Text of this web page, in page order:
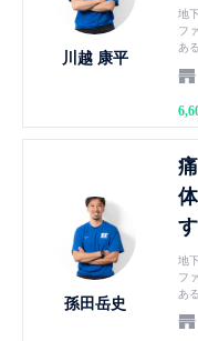
川越 康平
地
フ
あ
孫田岳史
地
フ
あ